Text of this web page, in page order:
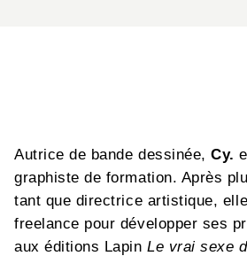
Autrice de bande dessinée,Cy.
graphiste de formation. Après
tant que directrice artistique,
freelance pour développer ses
aux éditions LapinLe vrai sexe